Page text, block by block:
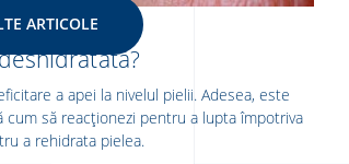
PIELEA
a apei la nivelul pielii. Adesea, este
să reacționezi pentru a lupta împotriva
a rehidrata pielea.
ARTICOLE